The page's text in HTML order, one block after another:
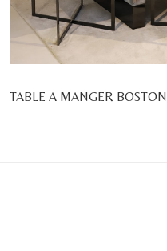
TABLE A MANGER BOSTON